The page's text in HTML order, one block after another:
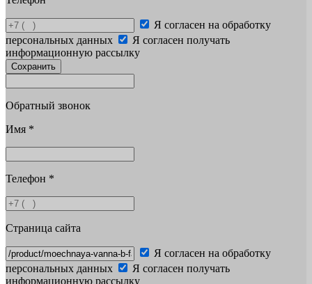
Я согласен на обработку
персональных данных
Я согласен получать
информационную рассылку
Сохранить
Обратный звонок
Имя *
Телефон *
Страница сайта
Я согласен на обработку
персональных данных
Я согласен получать
информационную рассылку